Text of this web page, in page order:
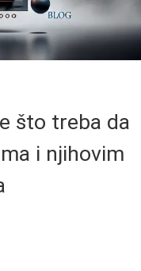
što treba da
i njihovim